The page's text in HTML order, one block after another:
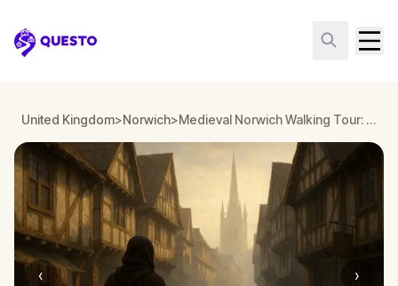
Questo
United Kingdom>Norwich> Medieval Norwich Walking Tour: A Stranger Escape Game
‹ ›